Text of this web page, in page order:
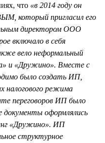
что «в 2014 году он
который пригласил его
директором ООО
включало в себя
вело неформальный
и «Дружино». Вместе с
было создать ИП,
налогового режима
переговоров ИП было
документы оформлялись
«Дружино». ИП
структурное